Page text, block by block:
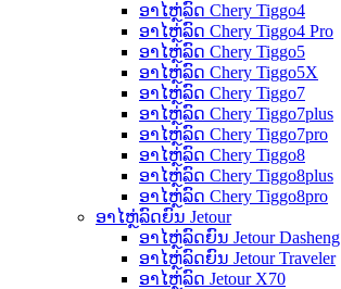
ອາໄຫຼ່ລົດ Chery Tiggo4
ອາໄຫຼ່ລົດ Chery Tiggo4 Pro
ອາໄຫຼ່ລົດ Chery Tiggo5
ອາໄຫຼ່ລົດ Chery Tiggo5X
ອາໄຫຼ່ລົດ Chery Tiggo7
ອາໄຫຼ່ລົດ Chery Tiggo7plus
ອາໄຫຼ່ລົດ Chery Tiggo7pro
ອາໄຫຼ່ລົດ Chery Tiggo8
ອາໄຫຼ່ລົດ Chery Tiggo8plus
ອາໄຫຼ່ລົດ Chery Tiggo8pro
ອາໄຫຼ່ລົດຍົນ Jetour
ອາໄຫຼ່ລົດຍົນ Jetour Dasheng
ອາໄຫຼ່ລົດຍົນ Jetour Traveler
ອາໄຫຼ່ລົດ Jetour X70